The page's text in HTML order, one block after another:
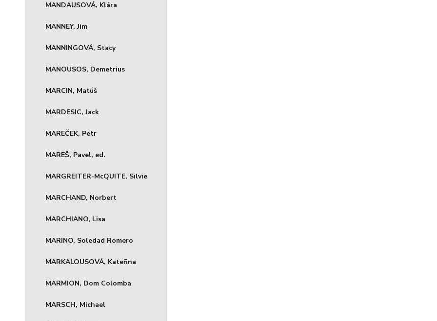
MANDAUSOVÁ, Klára
MANNEY, Jim
MANNINGOVÁ, Stacy
MANOUSOS, Demetrius
MARCIN, Matúš
MARDESIC, Jack
MAREČEK, Petr
MAREŠ, Pavel, ed.
MARGREITER-McQUITE, Silvie
MARCHAND, Norbert
MARCHIANO, Lisa
MARINO, Soledad Romero
MARKALOUSOVÁ, Kateřina
MARMION, Dom Colomba
MARSCH, Michael